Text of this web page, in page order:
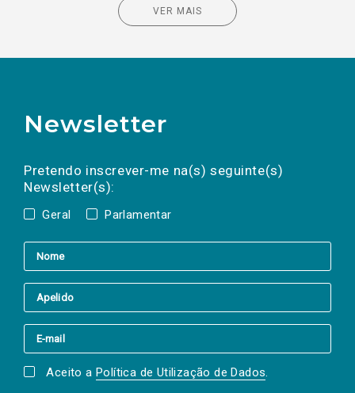
VER MAIS
Newsletter
Pretendo inscrever-me na(s) seguinte(s)
Newsletter(s):
Geral Parlamentar
a(s) newsletter(s).
mail
Aceito a Política de Utilização de Dados.